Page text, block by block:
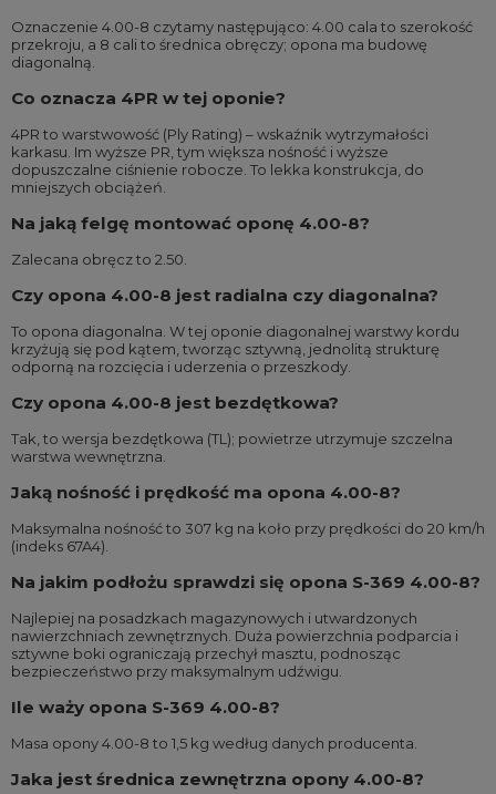
Oznaczenie 4.00-8 czytamy następująco: 4.00 cala to szerokość
przekroju, a 8 cali to średnica obręczy; opona ma budowę
diagonalną.
Co oznacza 4PR w tej oponie?
4PR to warstwowość (Ply Rating) – wskaźnik wytrzymałości
karkasu. Im wyższe PR, tym większa nośność i wyższe
dopuszczalne ciśnienie robocze. To lekka konstrukcja, do
mniejszych obciążeń.
Na jaką felgę montować oponę 4.00-8?
Zalecana obręcz to 2.50.
Czy opona 4.00-8 jest radialna czy diagonalna?
To opona diagonalna. W tej oponie diagonalnej warstwy kordu
krzyżują się pod kątem, tworząc sztywną, jednolitą strukturę
odporną na rozcięcia i uderzenia o przeszkody.
Czy opona 4.00-8 jest bezdętkowa?
Tak, to wersja bezdętkowa (TL); powietrze utrzymuje szczelna
warstwa wewnętrzna.
Jaką nośność i prędkość ma opona 4.00-8?
Maksymalna nośność to 307 kg na koło przy prędkości do 20 km/h
(indeks 67A4).
Na jakim podłożu sprawdzi się opona S-369 4.00-8?
Najlepiej na posadzkach magazynowych i utwardzonych
nawierzchniach zewnętrznych. Duża powierzchnia podparcia i
sztywne boki ograniczają przechył masztu, podnosząc
bezpieczeństwo przy maksymalnym udźwigu.
Ile waży opona S-369 4.00-8?
Masa opony 4.00-8 to 1,5 kg według danych producenta.
Jaka jest średnica zewnętrzna opony 4.00-8?